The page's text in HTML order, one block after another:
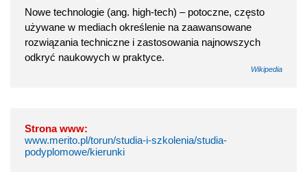
Nowe technologie (ang. high-tech) – potoczne, często
używane w mediach określenie na zaawansowane
rozwiązania techniczne i zastosowania najnowszych
odkryć naukowych w praktyce.
Wikipedia
Strona www:
www.merito.pl/torun/studia-i-szkolenia/studia-
podyplomowe/kierunki